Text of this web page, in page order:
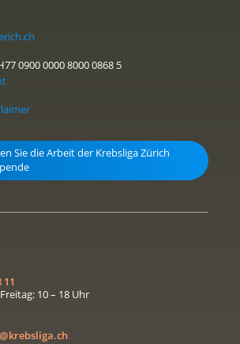
0900 0000 8000 0868 5
Sie die Arbeit der Krebsliga Zürich
11
10 – 18 Uhr